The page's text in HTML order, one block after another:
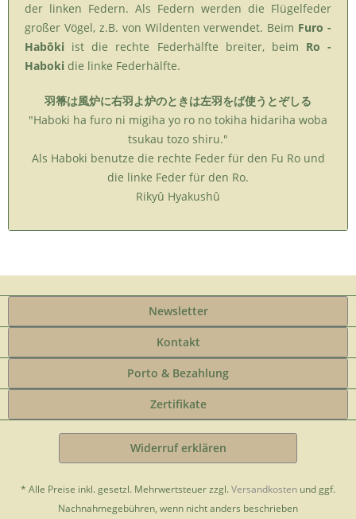
der linken Federn. Als Federn werden die Flügelfeder
großer Vögel, z.B. von Wildenten verwendet. Beim Furo -
Habōki ist die rechte Federhälfte breiter, beim Ro -
Haboki die linke Federhälfte.
羽箒は風炉に右羽よ炉のときは左羽をば使うとぞしる
"Haboki ha furo ni migiha yo ro no tokiha hidariha woba
tsukau tozo shiru."
Als Haboki benutze die rechte Feder für den Fu Ro und
die linke Feder für den Ro.
Rikyû Hyakushû
Newsletter
Kontakt
Porto & Bezahlung
Zertifikate
Widerruf erklären
* Alle Preise inkl. gesetzl. Mehrwertsteuer zzgl.Versandkosten und ggf.
Nachnahmegebühren, wenn nicht anders beschrieben